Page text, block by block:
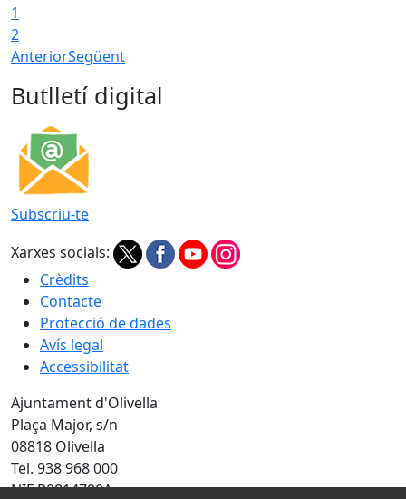
1
2
AnteriorSegüent
Butlletí digital
Subscriu-te
Xarxes socials:
Crèdits
Contacte
Protecció de dades
Avís legal
Accessibilitat
Ajuntament d'Olivella
Plaça Major, s/n
08818 Olivella
Tel. 938 968 000
NIF P0814700A